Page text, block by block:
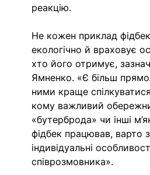
реакцію.
Не кожен приклад
екологічно й враховує
хто його отримує,
Ямненко. «Є більш
ними краще
кому важливий
«бутерброда» чи інші
фідбек працював, варто
індивідуальні
співрозмовника».